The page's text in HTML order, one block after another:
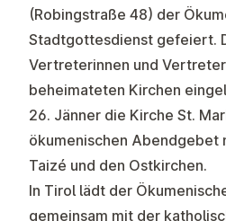
(Robingstraße 48) der
Stadtgottesdienst gefeiert.
Vertreterinnen und
beheimateten Kirchen
26. Jänner die Kirche St.
ökumenischen Abendgebet
Taizé und den Ostkirchen.
In Tirol lädt der
gemeinsam mit der